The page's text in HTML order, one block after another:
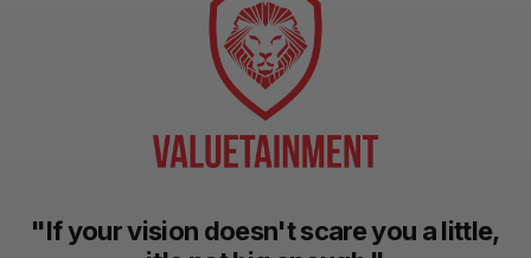
"If your vision doesn't scare you a little,